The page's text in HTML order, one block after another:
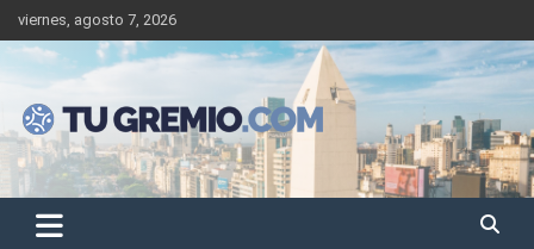
Saltar
al
contenido
viernes, agosto 7, 2026
Tu Gremio
Sitio de noticias gremiales – laborales